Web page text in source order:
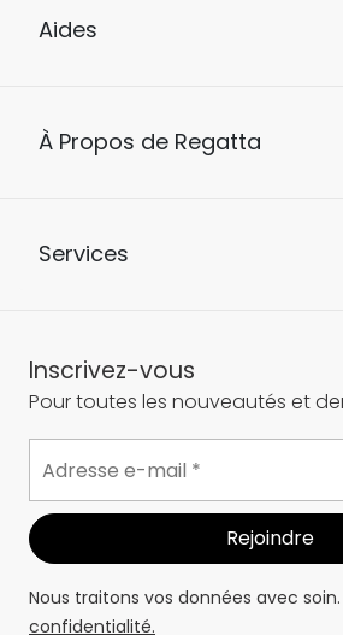
Aides
À Propos de Regatta
Services
Inscrivez-vous
Pour toutes les nouveautés et
Nous traitons vos données avec soin.
confidentialité.